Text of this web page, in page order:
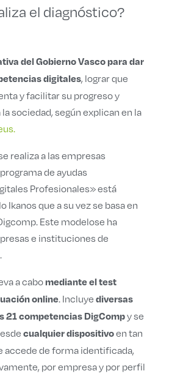
el diagnóstico?
del Gobierno Vasco para dar
digitales, lograr que
y facilitar su progreso y
sociedad, según explican en la
realiza a las empresas
de ayudas
Profesionales» está
Ikanos que a su vez se basa en
Este modelose ha
e instituciones de
a cabomediante el test
online. Incluyediversas
21 competencias DigCompy se
cualquier dispositivoen tan
accede de forma identificada,
por empresa y por perfil